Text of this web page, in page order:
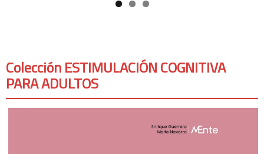
Colección ESTIMULACIÓN COGNITIVA
PARA ADULTOS